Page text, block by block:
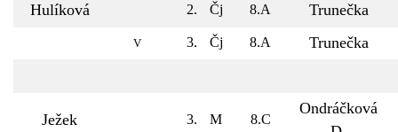
Hulíková 2. Čj 8.A Trunečka
V 3. Čj 8.A Trunečka
Ježek 3. M 8.C
Ondráčková